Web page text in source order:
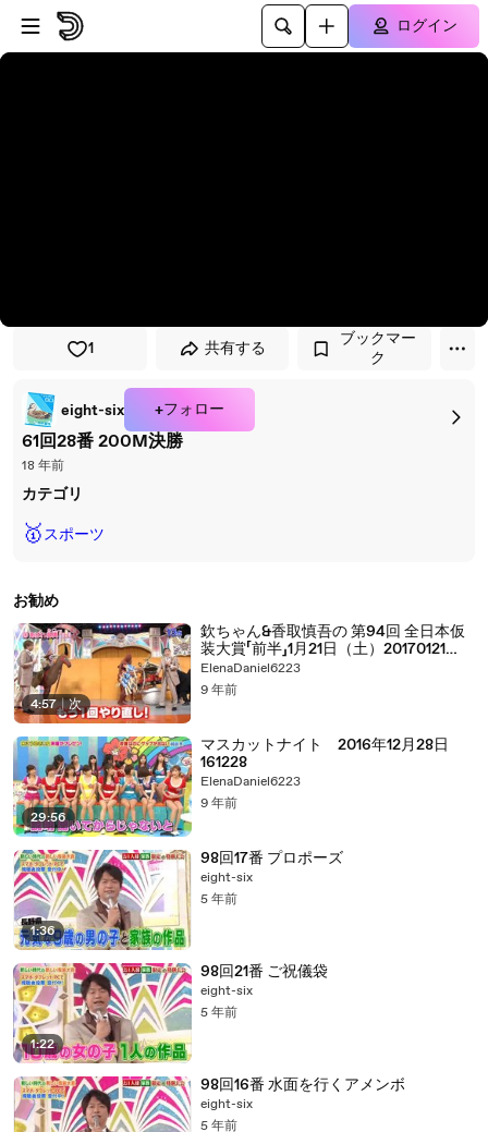
プレイヤーにスキップ
メインコンテンツにスキップ
ログイン
1 共有する
ブックマー
ク
eight-six +フォロー
61回28番 200M決勝
18 年前
カテゴリ
🥇スポーツ
お勧め
4:57 | 次
欽ちゃん&香取慎吾の 第94回 全日本仮
装大賞「前半」1月21日（土）20170121
part 2/2
ElenaDaniel6223
9 年前
29:56
マスカットナイト 2016年12月28日
161228
ElenaDaniel6223
9 年前
1:36
98回17番 プロポーズ
eight-six
5 年前
1:22
98回21番 ご祝儀袋
eight-six
5 年前
98回16番 水面を行くアメンボ
eight-six
5 年前